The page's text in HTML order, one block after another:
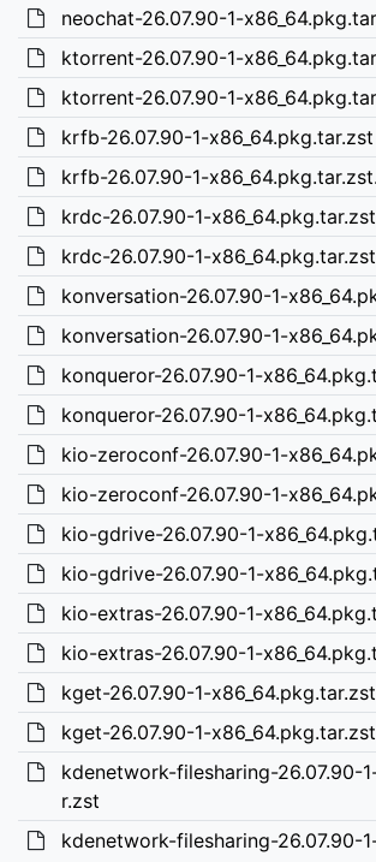
neochat-26.07.90-1-
ktorrent-26.07.90-1-
ktorrent-26.07.90-1-
krfb-26.07.90-1-x86_64.pkg.tar.zst
krfb-26.07.90-1-
krdc-26.07.90-1-x86_64.pkg.tar.zst
krdc-26.07.90-1-
konversation-26.07.90-1-
konversation-26.07.90-1-
konqueror-26.07.90-1-
konqueror-26.07.90-1-
kio-zeroconf-26.07.90-1-
kio-zeroconf-26.07.90-1-
kio-gdrive-26.07.90-1-
kio-gdrive-26.07.90-1-
kio-extras-26.07.90-1-
kio-extras-26.07.90-1-
kget-26.07.90-1-x86_64.pkg.tar.zst
kget-26.07.90-1-
kdenetwork-filesharing-26.07.90-
r.zst
kdenetwork-filesharing-26.07.90-